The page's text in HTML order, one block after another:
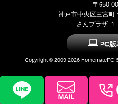
〒650-
神戸市中央区三宮町
さんプラザ １
PC版
Copyright © 2009-2026 HomemateFC